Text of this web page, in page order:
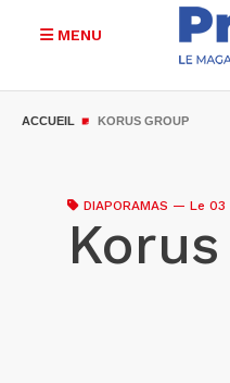
MENU
ACCUEIL KORUS GROUP
DIAPORAMAS — Le 03